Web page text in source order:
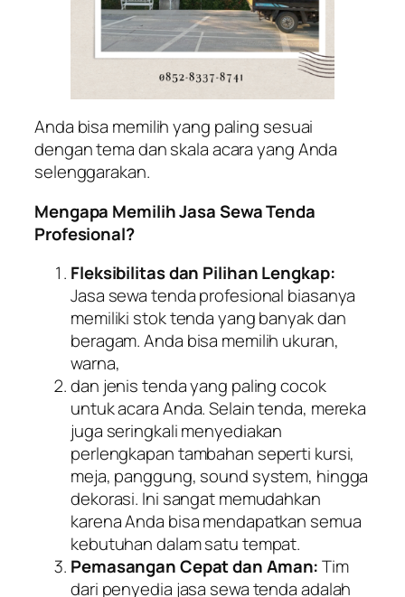
Anda bisa memilih yang paling sesuai
dengan tema dan skala acara yang Anda
selenggarakan.
Mengapa Memilih Jasa Sewa Tenda
Profesional?
Fleksibilitas dan Pilihan Lengkap:
Jasa sewa tenda profesional biasanya
memiliki stok tenda yang banyak dan
beragam. Anda bisa memilih ukuran,
warna,
dan jenis tenda yang paling cocok
untuk acara Anda. Selain tenda, mereka
juga seringkali menyediakan
perlengkapan tambahan seperti kursi,
meja, panggung, sound system, hingga
dekorasi. Ini sangat memudahkan
karena Anda bisa mendapatkan semua
kebutuhan dalam satu tempat.
Pemasangan Cepat dan Aman:Tim
dari penyedia jasa sewa tenda adalah